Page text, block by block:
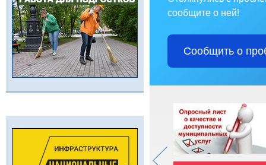
сообщите о ней!
Сообщить о